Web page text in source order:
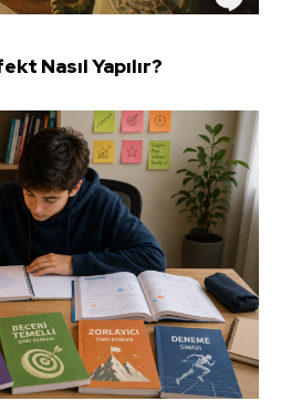
Nasıl Yapılır?